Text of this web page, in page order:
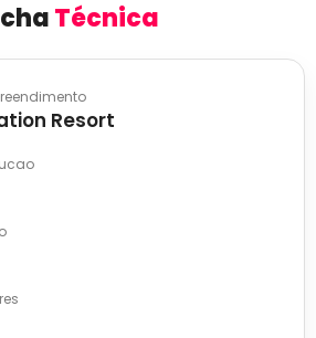
Técnica
Resort